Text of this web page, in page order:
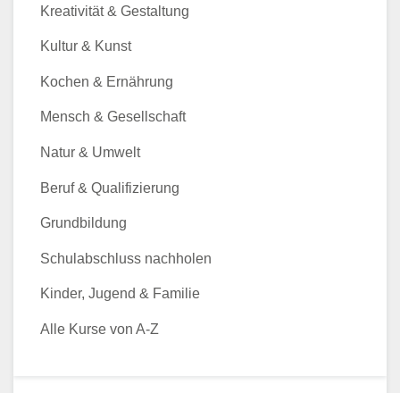
Kreativität & Gestaltung
Kultur & Kunst
Kochen & Ernährung
Mensch & Gesellschaft
Natur & Umwelt
Beruf & Qualifizierung
Grundbildung
Schulabschluss nachholen
Kinder, Jugend & Familie
Alle Kurse von A-Z